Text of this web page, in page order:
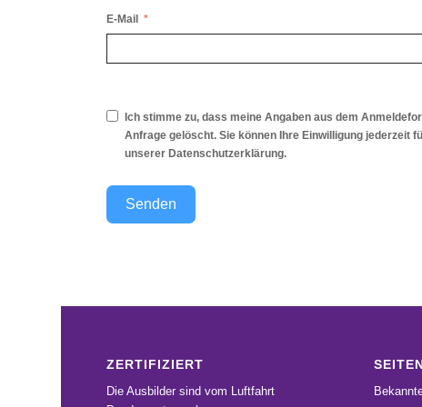
E-Mail
Ich stimme zu, dass meine Angaben aus dem
Anfrage gelöscht. Sie können Ihre Einwilligung jederzeit
unserer Datenschutzerklärung.
Senden
ZERTIFIZIERT
Die Ausbilder sind vom Luftfahrt